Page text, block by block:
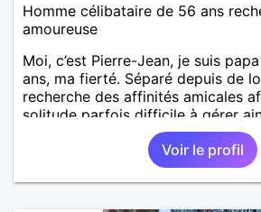
Homme célibataire de 56 ans
amoureuse
Moi, c’est Pierre-Jean, je suis
ans, ma fierté. Séparé depuis de
recherche des affinités amicales
solitude parfois difficile à gérer
vague à l’âme. L’amitié reste
importante à mes yeux mais peut
sentiments plus puissants. « Le
œuvre » disait Arthur
Voir le profil